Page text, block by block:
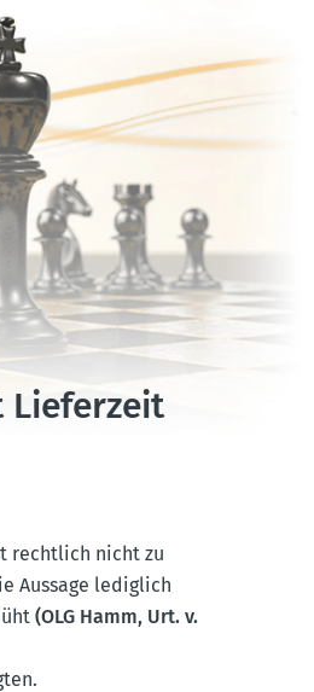
Lieferzeit
rechtlich nicht zu
Aussage lediglich
(OLG Hamm, Urt. v.